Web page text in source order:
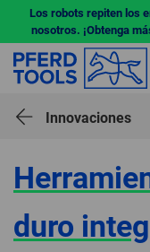
Los robots repiten los
nosotros. ¡Obtenga
Innovaciones
duro